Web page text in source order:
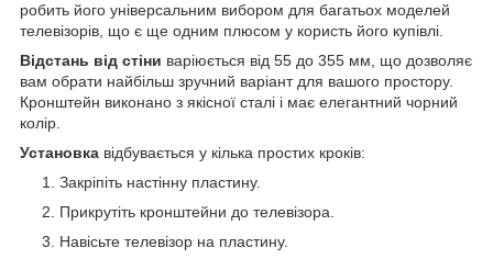
робить його універсальним вибором для багатьох моделей
телевізорів, що є ще одним плюсом у користь його купівлі.
Відстань від стіни варіюється від 55 до 355 мм, що дозволяє
вам обрати найбільш зручний варіант для вашого простору.
Кронштейн виконано з якісної сталі і має елегантний чорний
колір.
Установка відбувається у кілька простих кроків:
Закріпіть настінну пластину.
Прикрутіть кронштейни до телевізора.
Навісьте телевізор на пластину.